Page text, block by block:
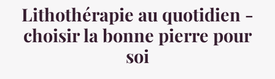
Lithothérapie au quotidien -
choisir la bonne pierre pour
soi